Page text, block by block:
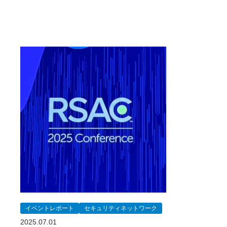
イベントレポート セキュリティネットワーク
2025.07.01